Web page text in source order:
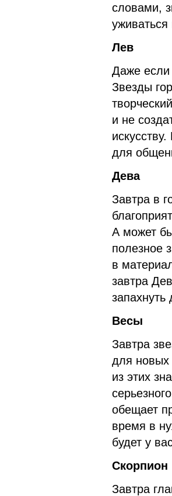
словами,
Лев
Даже если
Звезды
и не
для
Дева
Завтра в
А может
полезное
в
завтра
запахнуть
Весы
Завтра
для новых
из этих
обещает
время в
будет у
Скорпион
Завтра